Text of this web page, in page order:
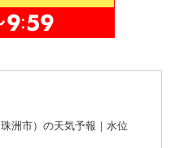
洲市）の天気予報｜水位